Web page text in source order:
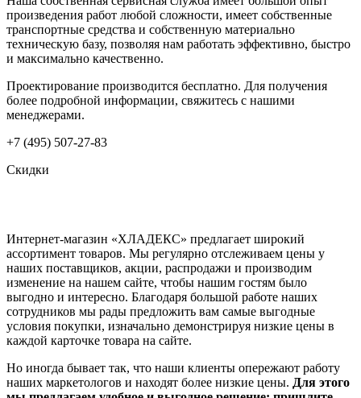
произведения работ любой сложности, имеет собственные
транспортные средства и собственную материально
техническую базу, позволяя нам работать эффективно, быстро
и максимально качественно.
Проектирование производится бесплатно. Для получения
более подробной информации, свяжитесь с нашими
менеджерами.
+7 (495) 507-27-83
Скидки
Интернет-магазин «ХЛАДЕКС» предлагает широкий
ассортимент товаров. Мы регулярно отслеживаем цены у
наших поставщиков, акции, распродажи и производим
изменение на нашем сайте, чтобы нашим гостям было
выгодно и интересно. Благодаря большой работе наших
сотрудников мы рады предложить вам самые выгодные
условия покупки, изначально демонстрируя низкие цены в
каждой карточке товара на сайте.
Но иногда бывает так, что наши клиенты опережают работу
наших маркетологов и находят более низкие цены. Для этого